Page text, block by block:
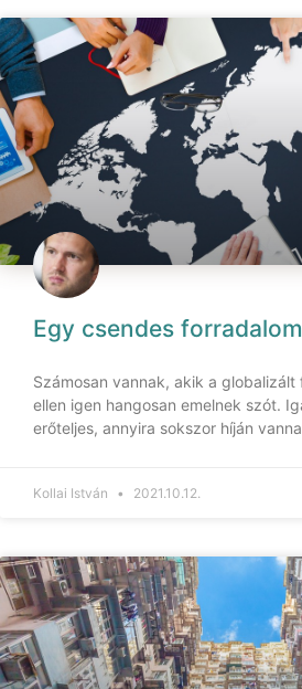
Egy csendes forradalom
Számosan vannak, akik a
ellen igen hangosan emelnek szót.
erőteljes, annyira sokszor híján
Kollai István 2021.10.12.